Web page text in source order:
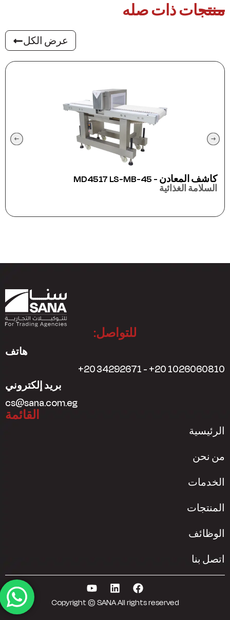
منتجات ذات صله
عرض الكل
ماكينة التغليف الأفقي جوي باك CWM-47
ماكينات التغليف
للتواصل:
هاتف
+20 34292671 - +20 1026060810
بريد إلكتروني
cs@sana.com.eg
القائمة
الرئيسية
من نحن
الخدمات
المنتجات
الوظائف
اتصل بنا
Copyright © SANA All rights reserved